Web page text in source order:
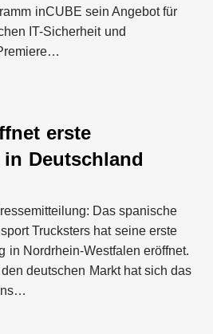
inCUBE sein Angebot für
IT-Sicherheit und
erste
Deutschland
Das spanische
Trucksters hat seine erste
in Nordrhein-Westfalen eröffnet.
deutschen Markt hat sich das